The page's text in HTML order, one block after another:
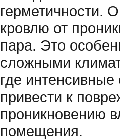
герметичности.
кровлю от
пара. Это
сложными
где интенсивные
привести к
проникновению
помещения.